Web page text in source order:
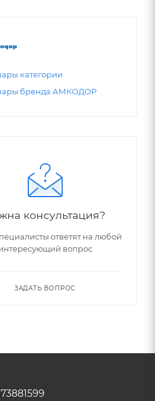
категории
бренда АМКОДОР
консультация?
ответят на любой
вопрос
ЗАДАТЬ ВОПРОС